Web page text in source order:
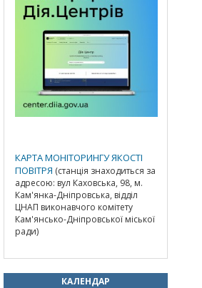
КАРТА МОНІТОРИНГУ ЯКОСТІ
ПОВІТРЯ (станція знаходиться за
адресою: вул Каховська, 98, м.
Кам'янка-Дніпровська, відділ
ЦНАП виконавчого комітету
Кам'янсько-Дніпровської міської
ради)
КАЛЕНДАР